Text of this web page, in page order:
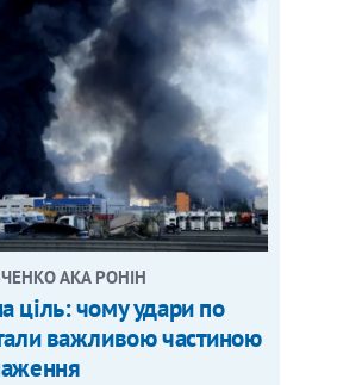
АКА РОНІН
ціль: чому удари по
важливою частиною